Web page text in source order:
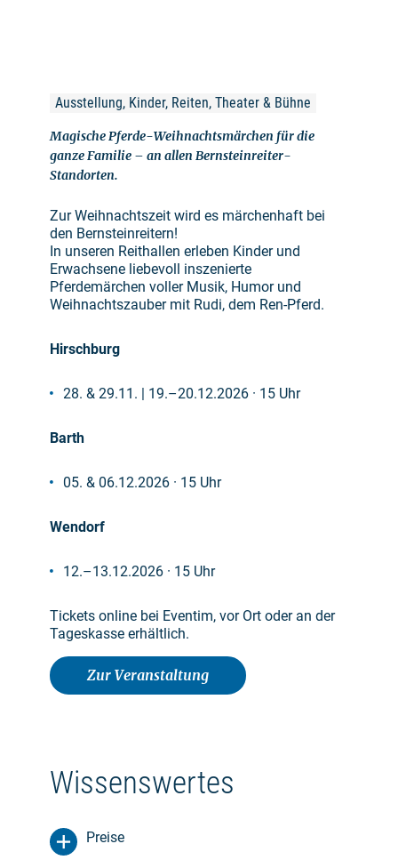
Ausstellung, Kinder, Reiten, Theater & Bühne
Magische Pferde-Weihnachtsmärchen für die
ganze Familie – an allen Bernsteinreiter-
Standorten.
Zur Weihnachtszeit wird es märchenhaft bei
den Bernsteinreitern!
In unseren Reithallen erleben Kinder und
Erwachsene liebevoll inszenierte
Pferdemärchen voller Musik, Humor und
Weihnachtszauber mit Rudi, dem Ren-Pferd.
Hirschburg
28. & 29.11. | 19.–20.12.2026 · 15 Uhr
Barth
05. & 06.12.2026 · 15 Uhr
Wendorf
12.–13.12.2026 · 15 Uhr
Tickets online bei Eventim, vor Ort oder an der
Tageskasse erhältlich.
Zur Veranstaltung
Wissenswertes
Preise